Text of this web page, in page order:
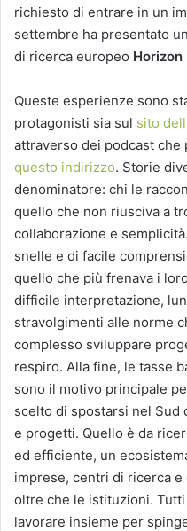
richiesto di entrare in un
settembre ha presentato
di ricerca europeo
Queste esperienze sono
protagonisti sia sul sito
attraverso dei podcast che
questo indirizzo. Storie
denominatore: chi le
quello che non riusciva a
collaborazione e
snelle e di facile
quello che più frenava i
difficile interpretazione,
stravolgimenti alle norme
complesso sviluppare
respiro. Alla fine, le tasse
sono il motivo principale
scelto di spostarsi nel Sud
e progetti. Quello è da
ed efficiente, un
imprese, centri di ricerca
oltre che le istituzioni.
lavorare insieme per